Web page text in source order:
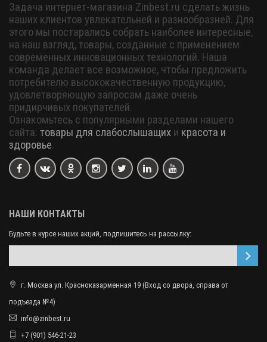
Задача интернет-магазина Zinbest.ru сделать жизнь
наших клиентов увлекательней и разнообразней. Для
этого мы постарались собрать наиболее интересные,
на наш взгляд, товары, созданные с применением
современных инновационных технологий. Наша
команда делает все возможное, чтобы предложить
потребителю высококачественную продукцию,
удовлетворяющую запросам даже очень
придирчивых покупателей.
Ознакомьтесь с популярными разделами нашего
сайта: товары для слабослышащих и красота и
здоровье.
НАШИ КОНТАКТЫ
Будьте в курсе наших акций, подпишитесь на рассылку:
г. Москва ул. Красноказарменная 19 (Вход со двора, справа от
подъезда №4)
info@zinbest.ru
+7 (901) 546-21-23